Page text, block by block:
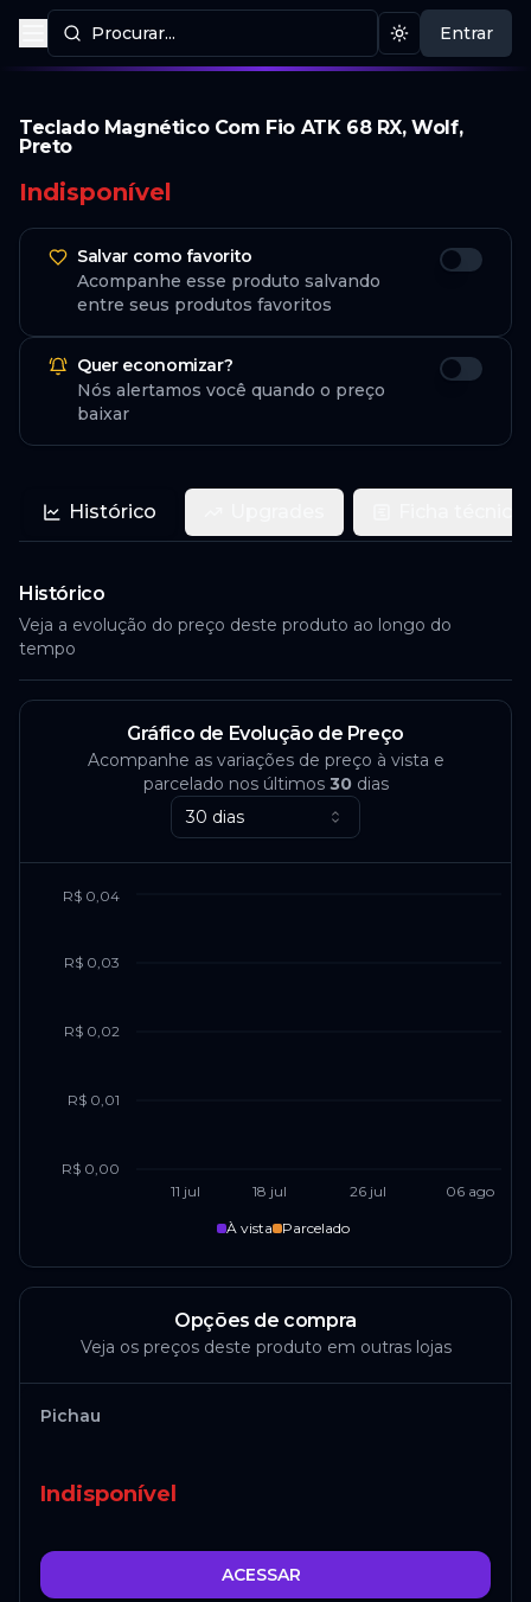
Procurar...
Procurar produtos Mudar tema
Entrar
Teclado Magnético Com Fio ATK 68 RX, Wolf,
Preto
Indisponível
Salvar como favorito
Acompanhe esse produto salvando
entre seus produtos favoritos
Quer economizar?
Nós alertamos você quando o preço
baixar
Histórico
Histórico
Veja a evolução do preço deste produto ao longo do
tempo
Gráfico de Evolução de Preço
Acompanhe as variações de preço à vista e
parcelado nos últimos 30dias
30 dias
11 jul 18 jul 26 jul 06 ago
R$ 0,00
R$ 0,01
R$ 0,02
R$ 0,03
R$ 0,04
À vista Parcelado
Opções de compra
Veja os preços deste produto em outras lojas
Pichau
Indisponível
ACESSAR